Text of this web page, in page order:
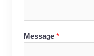
Message *